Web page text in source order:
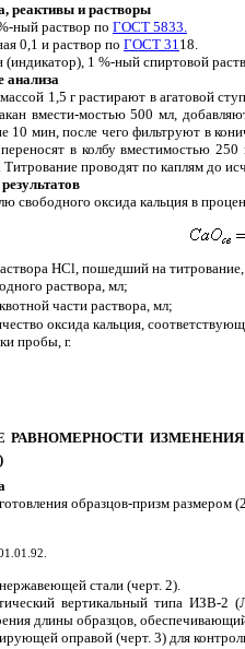
реактивы и растворы
ный раствор по ГОСТ 5833.
0,1 и раствор по ГОСТ 3118.
(индикатор), 1 %-ный спиртовой
анализа
1,5 г растирают в агатовой
вмести-мостью 500 мл,
10 мин, после чего фильтруют в
в колбу вместимостью
проводят по каплям до
свободного оксида кальция в
НСl, пошедший на
раствора, мл;
части раствора, мл;
оксида кальция,
пробы, г.
РАВНОМЕРНОСТИ
)
образцов-призм размером
стали (черт. 2).
вертикальный типа ИЗВ-2
длины образцов,
оправой (черт. 3) для